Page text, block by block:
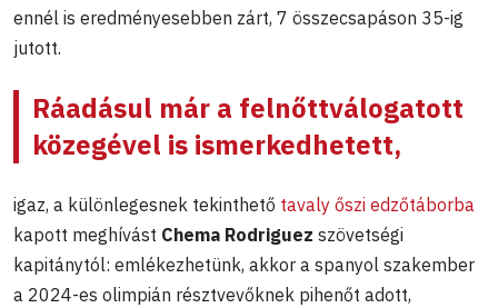
ennél is eredményesebben zárt, 7 összecsapáson 35-ig
jutott.
Ráadásul már a felnőttválogatott
közegével is ismerkedhetett,
igaz, a különlegesnek tekinthető tavaly őszi edzőtáborba
kapott meghívást Chema Rodriguez szövetségi
kapitánytól: emlékezhetünk, akkor a spanyol szakember
a 2024-es olimpián résztvevőknek pihenőt adott,